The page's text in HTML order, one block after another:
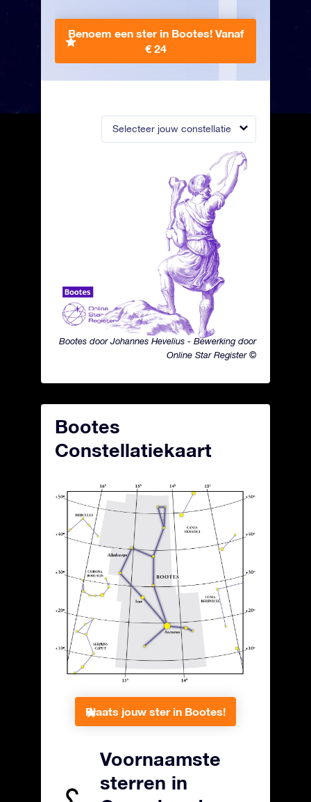
Selecteer jouw constellatie
Bootes door Johannes Hevelius - Bewerking door
Online Star Register ©
Benoem een ster in Bootes! Vanaf
€ 24
Bootes
Constellatiekaart
Plaats jouw ster in Bootes!
Voornaamste
sterren in